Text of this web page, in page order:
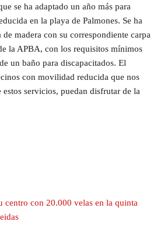
se ha adaptado un año más para
en la playa de Palmones. Se ha
madera con su correspondiente carpa
la APBA, con los requisitos mínimos
un baño para discapacitados. El
con movilidad reducida que nos
servicios, puedan disfrutar de la
centro con 20.000 velas en la quinta